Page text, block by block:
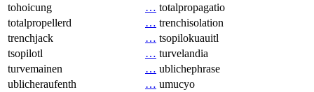
tohoicung
… totalpropagatio
totalpropellerd
… trenchisolation
trenchjack
… tsopilokuauitl
tsopilotl
… turvelandia
turvemainen
… ublichephrase
ublicheraufenth
… umucyo